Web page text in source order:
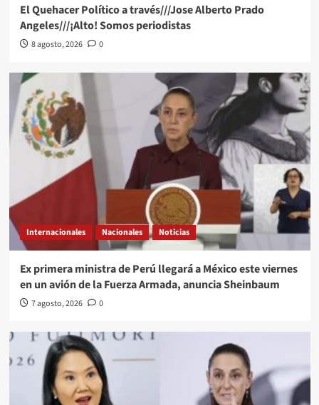
El Quehacer Político a través///Jose Alberto Prado
Angeles///¡Alto! Somos periodistas
8 agosto, 2026 0
Internacionales Nacionales Noticias
Ex primera ministra de Perú llegará a México este viernes
en un avión de la Fuerza Armada, anuncia Sheinbaum
7 agosto, 2026 0